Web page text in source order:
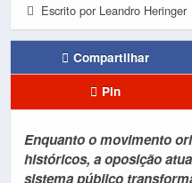
Escrito por Leandro Heringer
Compartilhar
Pin
Enquanto o movimento
históricos, a oposição
sistema público